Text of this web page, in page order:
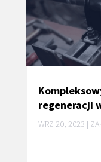
regeneracji
WRZ 20, 2023 |